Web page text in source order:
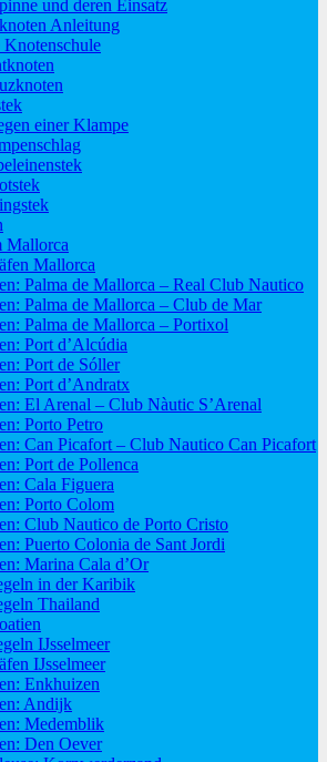
und deren Einsatz
Anleitung
einer Klampe
Mallorca
Mallorca
Palma de Mallorca – Real Club Nautico
Palma de Mallorca – Club de Mar
Palma de Mallorca – Portixol
Port d’Alcúdia
Port de Sóller
Port d’Andratx
El Arenal – Club Nàutic S’Arenal
Porto Petro
Can Picafort – Club Nautico Can Picafort
Port de Pollenca
Cala Figuera
Porto Colom
Club Nautico de Porto Cristo
Puerto Colonia de Sant Jordi
Marina Cala d’Or
in der Karibik
Thailand
IJsselmeer
IJsselmeer
Enkhuizen
Andijk
Medemblik
Den Oever